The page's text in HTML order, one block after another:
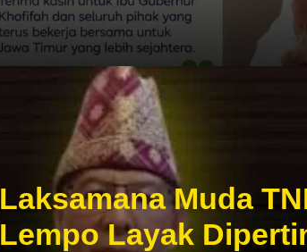
Laksamana Muda
Lempo Layak